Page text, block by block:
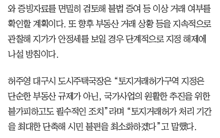
와 증빙자료를 면밀히 검토해 불법 증여 등 이상 거래 여부를
확인할 계획이다. 또 향후 부동산 거래 상황 등을 지속적으로
관찰해 지가가 안정세를 보일 경우 단계적으로 지정 해제에
나설 방침이다.
허주영 대구시 도시주택국장은 “토지거래허가구역 지정은
단순한 부동산 규제가 아닌, 국가사업의 원활한 추진을 위한
불가피하고도 필수적인 조치”라며 “토지거래허가 처리 기간
을 최대한 단축해 시민 불편을 최소화하겠다”고 말했다.